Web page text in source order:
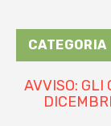
CATEGORIA
AVVISO: GLI